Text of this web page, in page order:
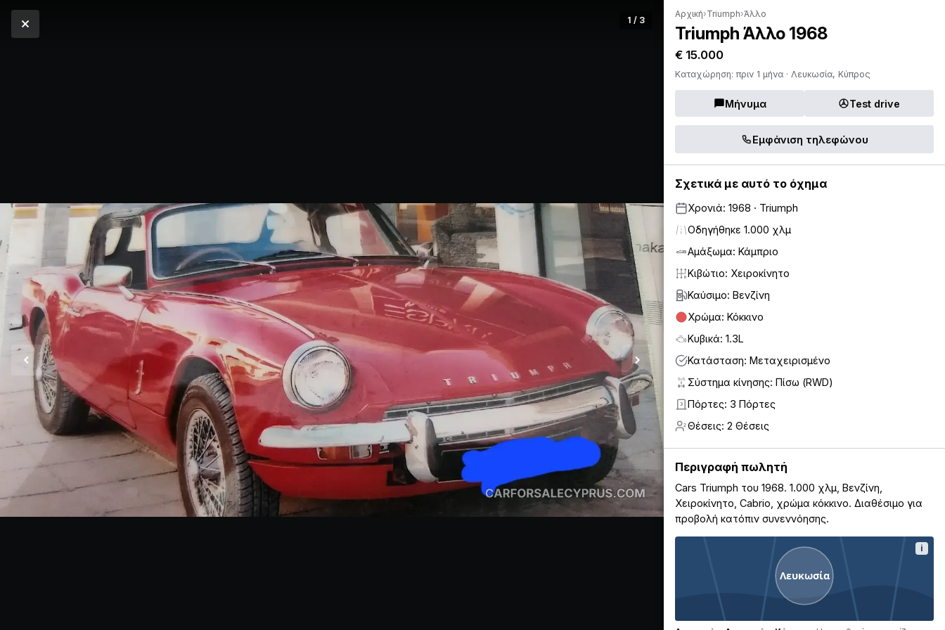
1 / 3
Αρχική›Triumph›Άλλο
Triumph Άλλο 1968
€ 15.000
Καταχώρηση: πριν 1 μήνα · Λευκωσία, Κύπρος
Μήνυμα Test drive
Εμφάνιση τηλεφώνου
Σχετικά με αυτό το όχημα
Χρονιά: 1968 · Triumph
Οδηγήθηκε 1.000 χλμ
Αμάξωμα: Κάμπριο
Κιβώτιο: Χειροκίνητο
Καύσιμο: Βενζίνη
Χρώμα: Κόκκινο
Κυβικά: 1.3L
Κατάσταση: Μεταχειρισμένο
Σύστημα κίνησης: Πίσω (RWD)
3 Πόρτες: 3 Πόρτες
2 Θέσεις: 2 Θέσεις
Περιγραφή πωλητή
Cars Triumph του 1968. 1.000 χλμ, Βενζίνη,
Χειροκίνητο, Cabrio, χρώμα κόκκινο. Διαθέσιμο για
προβολή κατόπιν συνεννόησης.
Λευκωσία
i